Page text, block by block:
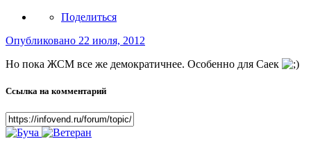
Поделиться
Опубликовано 22 июля, 2012
Но пока ЖСМ все же демократичнее. Особенно для Саек
Ссылка на комментарий